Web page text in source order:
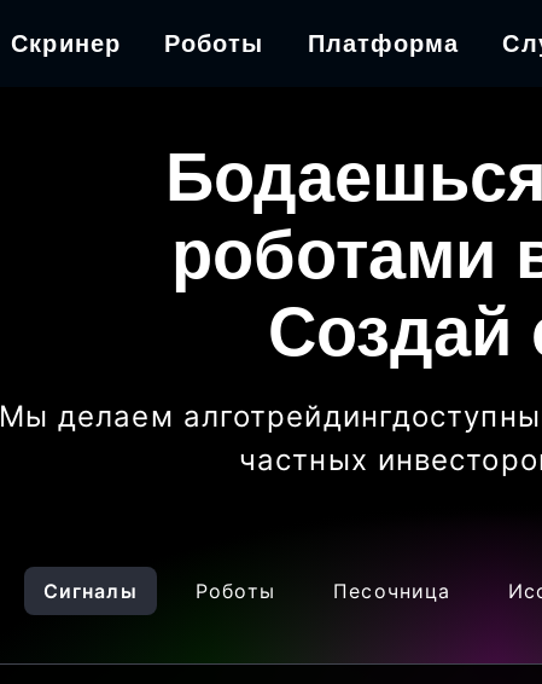
Скринер Роботы Платформа
роботами
Создай
Мы делаем алготрейдинг
частных
Сигналы Роботы Песочница